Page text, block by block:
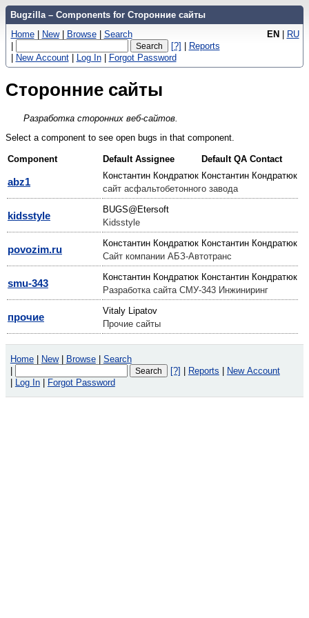
Bugzilla – Components for Сторонние сайты
EN | RU
Home | New | Browse | Search
|
[?] | Reports
| New Account | Log In | Forgot Password
Сторонние сайты
Разработка сторонних веб-сайтов.
Select a component to see open bugs in that component.
Component Default Assignee Default QA Contact
abz1
Константин Кондратюк Константин Кондратюк
сайт асфальтобетонного завода
kidsstyle
BUGS@Etersoft
Kidsstyle
povozim.ru
Константин Кондратюк Константин Кондратюк
Сайт компании АБЗ-Автотранс
smu-343
Константин Кондратюк Константин Кондратюк
Разработка сайта СМУ-343 Инжиниринг
прочие
Vitaly Lipatov
Прочие сайты
Home New Browse
Search
[?] Reports
New Account
Log In Forgot Password